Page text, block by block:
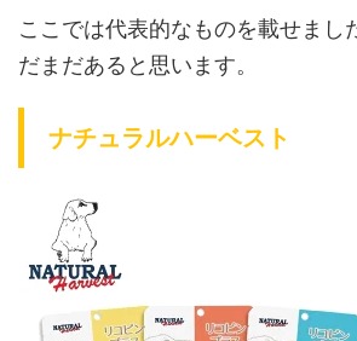
ここでは代表的なものを載せまし
だまだあると思います。
ナチュラルハーベスト